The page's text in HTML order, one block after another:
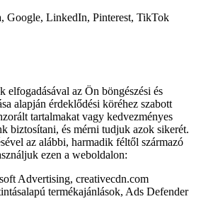
Google, LinkedIn, Pinterest, TikTok
elfogadásával az Ön böngészési és
alapján érdeklődési köréhez szabott
tartalmakat vagy kedvezményes
biztosítani, és mérni tudjuk azok sikerét.
az alábbi, harmadik féltől származó
ezen a weboldalon:
Advertising, creativecdn.com
termékajánlások, Ads Defender